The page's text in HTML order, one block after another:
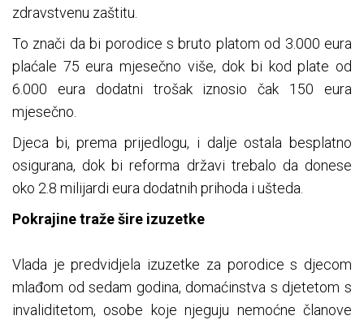
zdravstvenu zaštitu.
To znači da bi porodice s bruto platom od 3.000 eura
plaćale 75 eura mjesečno više, dok bi kod plate od
6.000 eura dodatni trošak iznosio čak 150 eura
mjesečno.
Djeca bi, prema prijedlogu, i dalje ostala besplatno
osigurana, dok bi reforma državi trebalo da donese
oko 2.8 milijardi eura dodatnih prihoda i ušteda.
Pokrajine traže šire izuzetke
Vlada je predvidjela izuzetke za porodice s djecom
mlađom od sedam godina, domaćinstva s djetetom s
invaliditetom, osobe koje njeguju nemoćne članove